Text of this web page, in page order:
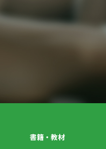
書籍・教材